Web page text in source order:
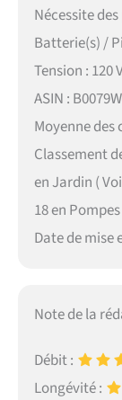
Nécessite
Batterie(s) /
Tension : 120
ASIN :
Moyenne
Classement
en Jardin (
18 en
Date de mise
Note de la
Débit :
Longévité :